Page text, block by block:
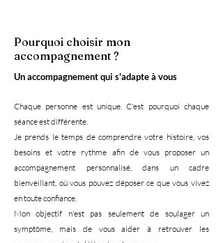
Pourquoi choisir mon
accompagnement ?
Un accompagnement qui s'adapte à vous
Chaque personne est unique. C'est pourquoi chaque
séance est différente.
Je prends le temps de comprendre votre histoire, vos
besoins et votre rythme afin de vous proposer un
accompagnement personnalisé, dans un cadre
bienveillant, où vous pouvez déposer ce que vous vivez
en toute confiance.
Mon objectif n'est pas seulement de soulager un
symptôme, mais de vous aider à retrouver les